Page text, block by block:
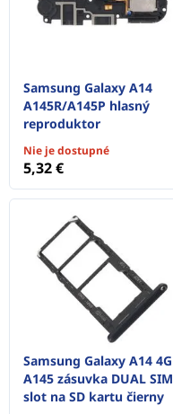
Samsung Galaxy A14
A145R/A145P hlasný
reproduktor
Nie je dostupné
5,32 €
Samsung Galaxy A14 4G
A145 zásuvka DUAL SIM
slot na SD kartu čierny